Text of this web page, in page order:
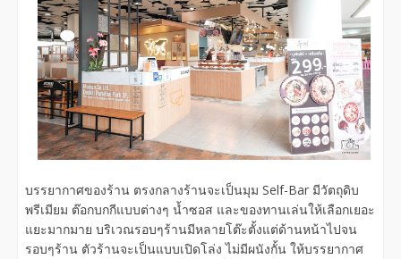
บรรยากาศของร้าน ตรงกลางร้านจะเป็นมุม Self-Bar มีวัตถุดิบ
พรีเมียม ต๊อกบกกีแบบต่างๆ น้ำซอส และของทานเล่นให้เลือกเยอะ
แยะมากมาย บริเวณรอบๆร้านมีหลายโต๊ะตั้งแต่ด้านหน้าไปจน
รอบๆร้าน ตัวร้านจะเป็นแบบเปิดโล่ง ไม่มีผนังกั้น ให้บรรยากาศ